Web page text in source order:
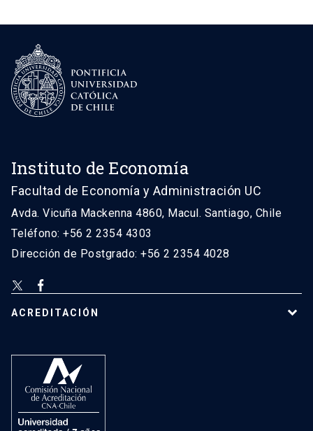
Instituto de Economía
Facultad de Economía y Administración UC
Avda. Vicuña Mackenna 4860, Macul. Santiago, Chile
Teléfono: +56 2 2354 4303
Dirección de Postgrado: +56 2 2354 4028
ACREDITACIÓN